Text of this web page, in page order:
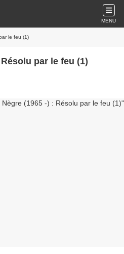
MENU
le feu (1)
par le feu (1)